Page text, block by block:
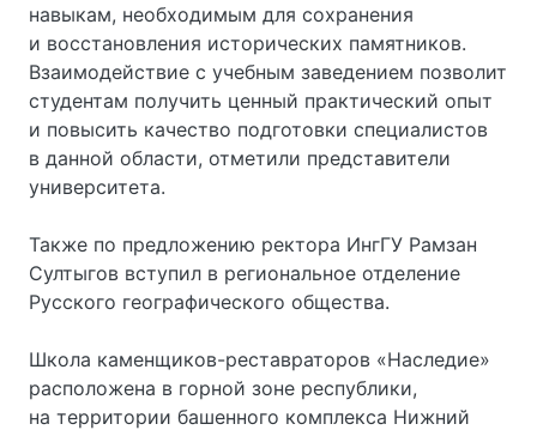
навыкам, необходимым для сохранения
и восстановления исторических памятников.
Взаимодействие с учебным заведением позволит
студентам получить ценный практический опыт
и повысить качество подготовки специалистов
в данной области, отметили представители
университета.
Также по предложению ректора ИнгГУ Рамзан
Султыгов вступил в региональное отделение
Русского географического общества.
Школа каменщиков-реставраторов «Наследие»
расположена в горной зоне республики,
на территории башенного комплекса Нижний